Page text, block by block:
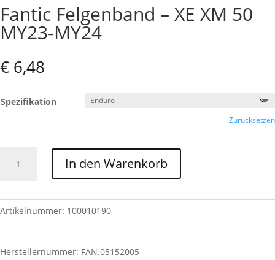
Fantic Felgenband – XE XM 50
MY23-MY24
€ 6,48
Spezifikation
Zurücksetzen
Felgenband
XM
MY24
In den Warenkorb
Artikelnummer: 100010190
Herstellernummer: FAN.05152005